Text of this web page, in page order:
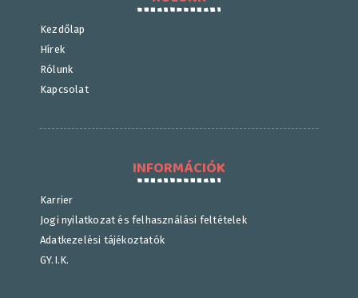
Kezdőlap
Hírek
Rólunk
Kapcsolat
INFORMÁCIÓK
Karrier
Jogi nyilatkozat és felhasználási feltételek
Adatkezelési tájékoztatók
GY.I.K.